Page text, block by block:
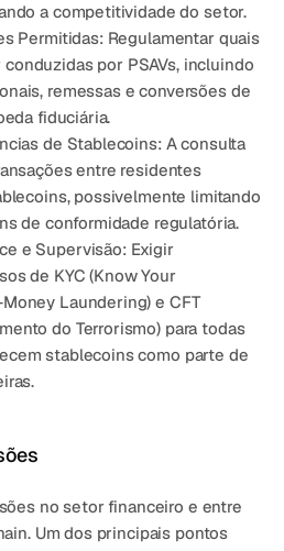
a competitividade do setor.
Permitidas: Regulamentar quais
remessas e conversões de
fiduciária.
de Stablecoins: A consulta
entre residentes
possivelmente limitando
de conformidade regulatória.
e Supervisão:
Exigir
de KYC (Know Your
Laundering) e CFT
do Terrorismo) para todas
stablecoins como parte de
no setor financeiro e entre
Um dos principais pontos